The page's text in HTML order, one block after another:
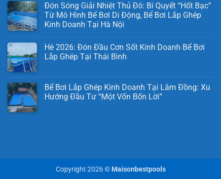
Đón Sóng Giải Nhiệt Thủ Đô: Bí Quyết “Hốt Bạc”
Từ Mô Hình Bể Bơi Di Động, Bể Bơi Lắp Ghép
Kinh Doanh Tại Hà Nội
Hè 2026: Đón Đầu Cơn Sốt Kinh Doanh Bể Bơi
Lắp Ghép Tại Thái Bình
Bể Bơi Lắp Ghép Kinh Doanh Tại Lâm Đồng: Xu
Hướng Đầu Tư “Một Vốn Bốn Lời”
Copyright 2026 © Maisonbestpools